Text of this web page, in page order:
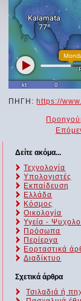
ΠΗΓΗ:https://
Δείτε ακόμα...
Τεχνολογία
Υπολογιστές
Εκπαίδευση
Ελλάδα
Κόσμος
Οικολογία
Υγεία -
Πρόσωπα
Περίεργα
Εορταστικά
Διαδίκτυο
Σχετικά άρθρα
Τσιλαδιά ή